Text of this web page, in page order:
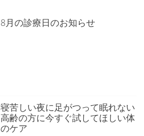
8月の診療日のお知らせ
寝苦しい夜に足がつって眠れない
高齢の方に今すぐ試してほしい体
のケア